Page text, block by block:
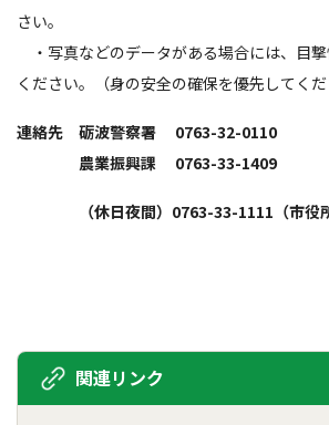
さい。
・写真などのデータがある場合には、目
ください。（身の安全の確保を優先してくだ
連絡先 砺波警察署 0763-32-0110
農業振興課 0763-33-1409
（休日夜間）0763-33-1111（市役
関連リンク